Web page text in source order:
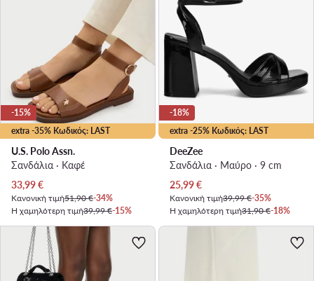
extra -35% Κωδικός: LAST
-15%
U.S. Polo Assn.
Σανδάλια · Καφέ
Τρέχουσα τιμή
33,99€
Κανονική τιμή51,90 €-34%
Η χαμηλότερη τιμή39,99 €-15%
extra -25% Κωδικός: LAST
-18%
DeeZee
Σανδάλια · Μαύρο · 9 cm
Τρέχουσα τιμή
25,99€
Κανονική τιμή39,99 €-35%
Η χαμηλότερη τιμή31,90 €-18%